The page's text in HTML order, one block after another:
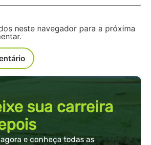
neste navegador para a próxima
sua carreira
e conheça todas as